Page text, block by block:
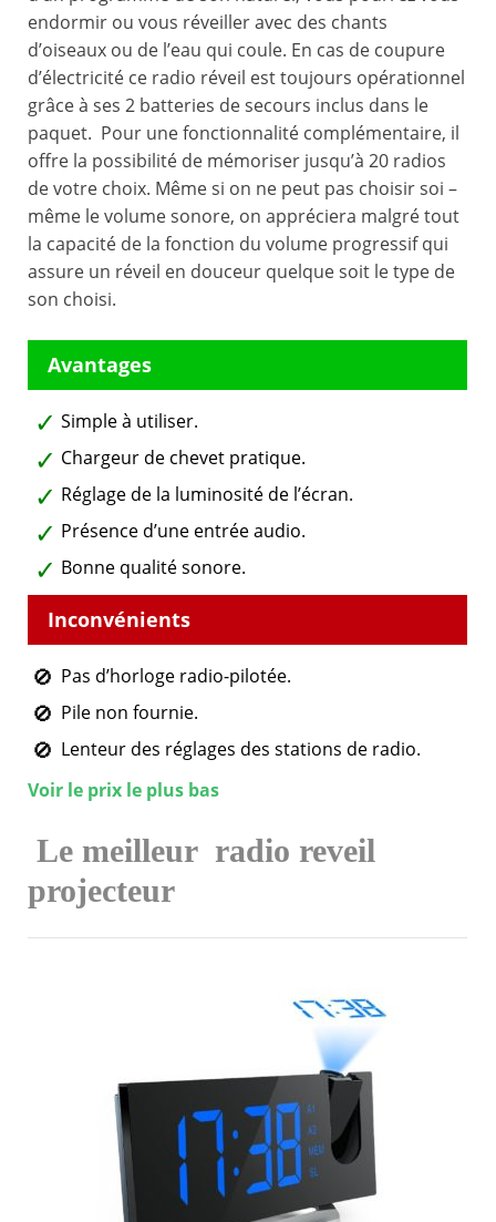
endormir ou vous réveiller avec des chants
d’oiseaux ou de l’eau qui coule. En cas de coupure
d’électricité ce radio réveil est toujours opérationnel
grâce à ses 2 batteries de secours inclus dans le
paquet. Pour une fonctionnalité complémentaire, il
offre la possibilité de mémoriser jusqu’à 20 radios
de votre choix. Même si on ne peut pas choisir soi –
même le volume sonore, on appréciera malgré tout
la capacité de la fonction du volume progressif qui
assure un réveil en douceur quelque soit le type de
son choisi.
Simple à utiliser.
Chargeur de chevet pratique.
Réglage de la luminosité de l’écran.
Présence d’une entrée audio.
Bonne qualité sonore.
Pas d’horloge radio-pilotée.
Pile non fournie.
Lenteur des réglages des stations de radio.
Voir le prix le plus bas
Le meilleur radio reveil
projecteur